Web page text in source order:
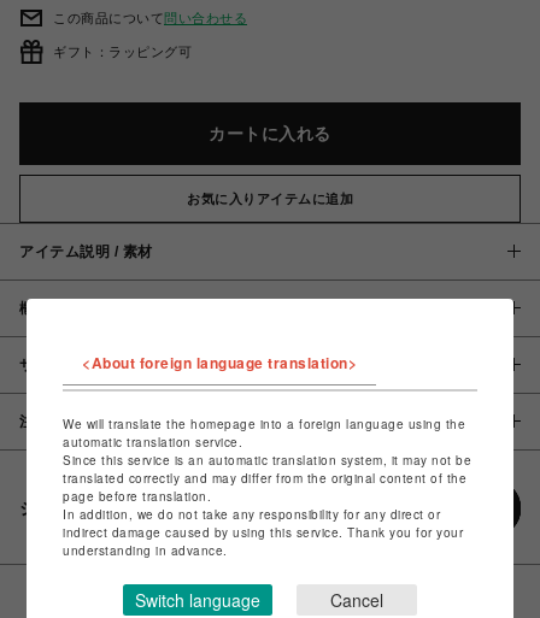
この商品について問い合わせる
ギフト：ラッピング可
カートに入れる
お気に入りアイテムに追加
アイテム説明 / 素材
概要
サイズ
注意事項
シェアする
<About foreign language translation>
We will translate the homepage into a foreign language using the
automatic translation service.
Since this service is an automatic translation system, it may not be
translated correctly and may differ from the original content of the
page before translation.
In addition, we do not take any responsibility for any direct or
indirect damage caused by using this service. Thank you for your
understanding in advance.
Switch language Cancel